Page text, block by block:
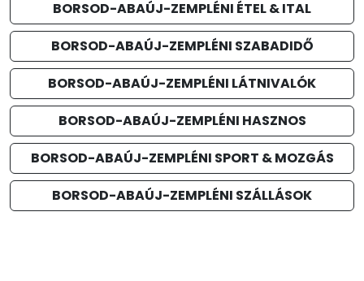
BORSOD-ABAÚJ-ZEMPLÉNI ÉTEL & ITAL
BORSOD-ABAÚJ-ZEMPLÉNI SZABADIDŐ
BORSOD-ABAÚJ-ZEMPLÉNI LÁTNIVALÓK
BORSOD-ABAÚJ-ZEMPLÉNI HASZNOS
BORSOD-ABAÚJ-ZEMPLÉNI SPORT & MOZGÁS
BORSOD-ABAÚJ-ZEMPLÉNI SZÁLLÁSOK